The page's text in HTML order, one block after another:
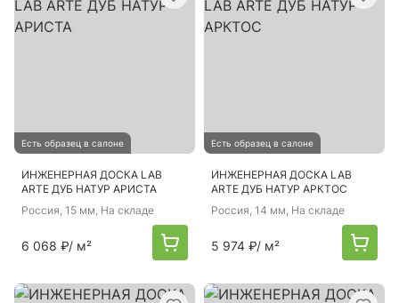
Есть образец в салоне
ИНЖЕНЕРНАЯ ДОСКА LAB
ARTE ДУБ НАТУР АРИСТА
Россия, 15 мм, На складе
6 068 ₽/ м²
Есть образец в салоне
ИНЖЕНЕРНАЯ ДОСКА LAB
ARTE ДУБ НАТУР АРКТОС
Россия, 14 мм, На складе
5 974 ₽/ м²